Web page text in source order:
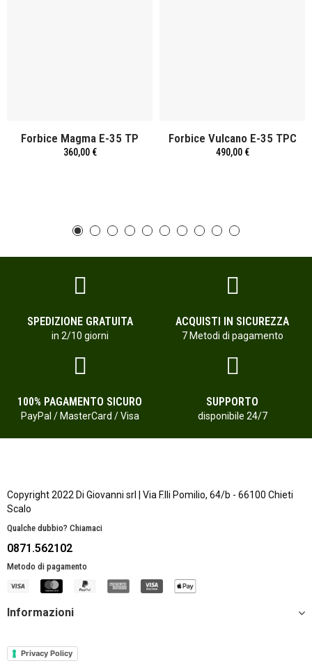
Forbice Magma E-35 TP
360,00 €
Forbice Vulcano E-35 TPC
490,00 €
SPEDIZIONE GRATUITA
in 2/10 giorni
ACQUISTI IN SICUREZZA
7 Metodi di pagamento
100% PAGAMENTO SICURO
PayPal / MasterCard / Visa
SUPPORTO
disponibile 24/7
Copyright 2022 Di Giovanni srl | Via F.lli Pomilio, 64/b - 66100 Chieti
Scalo
Qualche dubbio? Chiamaci
0871.562102
Metodo di pagamento
Informazioni
Privacy Policy